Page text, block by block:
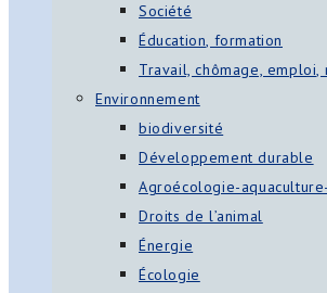
Société
Éducation, formation
Travail, chômage, emploi,
Environnement
biodiversité
Développement durable
Agroécologie-
Droits de l’animal
Énergie
Écologie